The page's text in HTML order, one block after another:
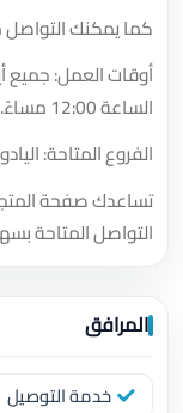
كما يمكنك
الساعة 12:00 مساءً.
الفروع المتاحة:
تساعدك صفحة
التواصل المتاحة
المرافق
خدمة التوصيل